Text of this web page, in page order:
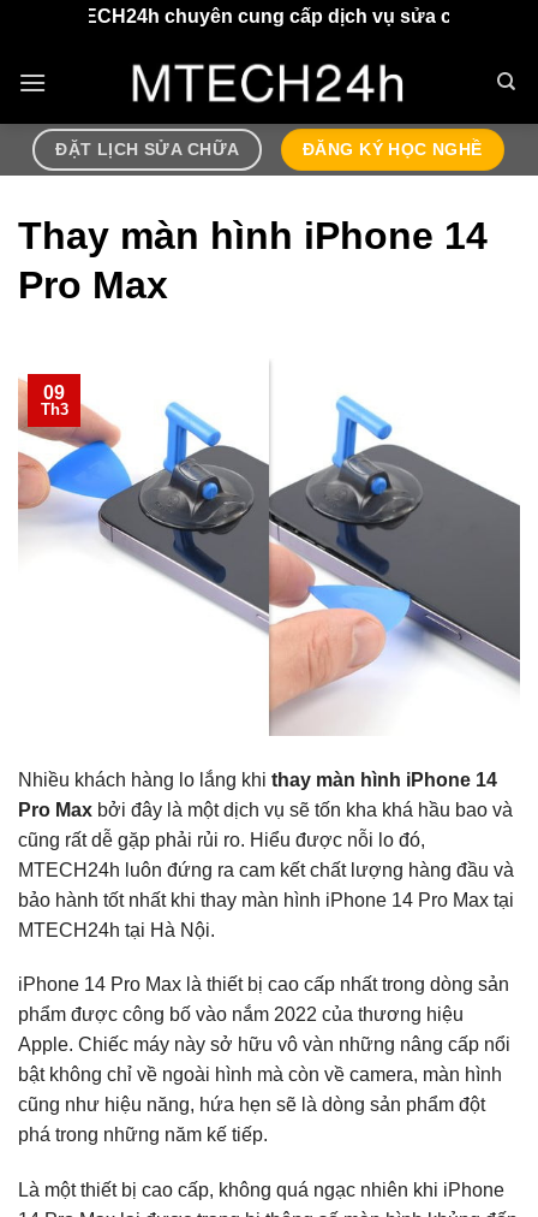
nội
chuyên cung cấp dịch vụ sửa chữa điện thoại,
ĐẶT LỊCH SỬA CHỮA ĐĂNG KÝ HỌC NGHỀ
Thay màn hình iPhone 14
Pro Max
09
Th3
Nhiều khách hàng lo lắng khi thay màn hình iPhone 14
Pro Max bởi đây là một dịch vụ sẽ tốn kha khá hầu bao và
cũng rất dễ gặp phải rủi ro. Hiểu được nỗi lo đó,
MTECH24h luôn đứng ra cam kết chất lượng hàng đầu và
bảo hành tốt nhất khi thay màn hình iPhone 14 Pro Max tại
MTECH24h tại Hà Nội.
iPhone 14 Pro Max là thiết bị cao cấp nhất trong dòng sản
phẩm được công bố vào nắm 2022 của thương hiệu
Apple. Chiếc máy này sở hữu vô vàn những nâng cấp nổi
bật không chỉ về ngoài hình mà còn về camera, màn hình
cũng như hiệu năng, hứa hẹn sẽ là dòng sản phẩm đột
phá trong những năm kế tiếp.
Là một thiết bị cao cấp, không quá ngạc nhiên khi iPhone